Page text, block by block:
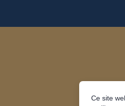
Ce site